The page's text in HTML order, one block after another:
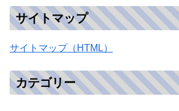
サイトマップ
サイトマップ（HTML）
カテゴリー